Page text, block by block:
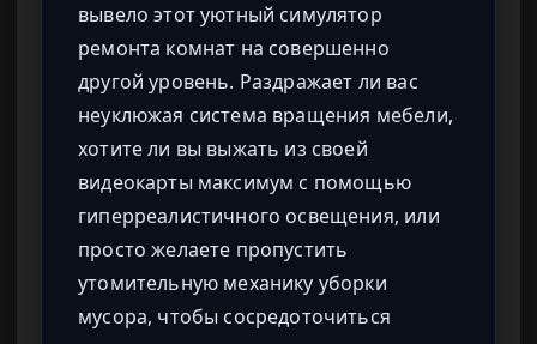
вывело этот уютный симулятор
ремонта комнат на совершенно
другой уровень. Раздражает ли вас
неуклюжая система вращения мебели,
хотите ли вы выжать из своей
видеокарты максимум с помощью
гиперреалистичного освещения, или
просто желаете пропустить
утомительную механику уборки
мусора, чтобы сосредоточиться